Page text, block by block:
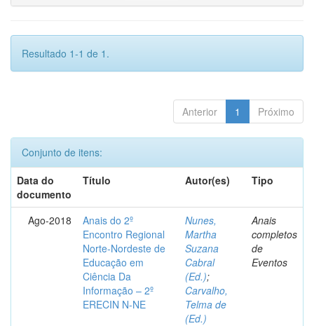
Resultado 1-1 de 1.
Anterior 1 Próximo
Conjunto de itens:
Data do
documento
Título Autor(es) Tipo
Ago-2018
Anais do 2º
Encontro Regional
Norte-Nordeste de
Educação em
Ciência Da
Informação – 2º
ERECIN N-NE
Nunes,
Martha
Suzana
Cabral
(Ed.);
Carvalho,
Telma de
(Ed.)
Anais
completos
de
Eventos